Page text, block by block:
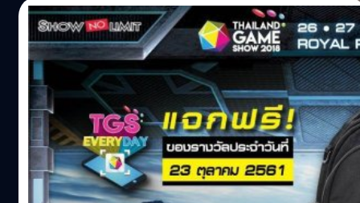
สิทธิพิเศษ!! ในการเข้าพื้นที่ VIP ZONE ช่วงมินิคอนเสิร์ต ที่
รอยัล พารากอน…
23/10/2018
อยากแจก!! กิจกรรม TGS EVERYDAY ประจำ
วันที่ 23 ต.ค. 61 ซื้อบัตรงาน TGS 2018 แล้วไป
ลุ้นกัน
? เปิดจำหน่ายบัตรเข้างาน Thailand Game Show 2018 แล้ว!!
ซื้อบัตรเล่นกิจกรรมด่วน...คุณอาจเป็นผู้โชคดีคนต่อไป!! พบ
กับของรางวัล "TGS EVERYDAY" ? ประจำวันที่ 23 ตุลาคม
2561 ได้แก่ : แจก!! กระเป๋าเป้ PUBG ลิขสิทธิ์แท้ จำนวน 1
รางวัล กระเป๋าเป้สำหรับสาวก PUBG ที่ไม่มีวางจำหน่ายในไทย
salinee tintumrong| 2847 days ago